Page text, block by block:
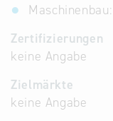
Zertifizierungen
keine Angabe
Zielmärkte
keine Angabe